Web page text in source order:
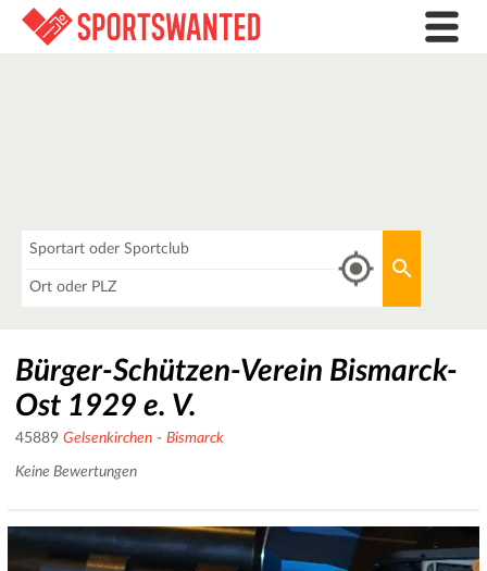
Bürger-Schützen-Verein Bismarck-
Ost 1929 e. V.
45889 Gelsenkirchen - Bismarck
Keine Bewertungen